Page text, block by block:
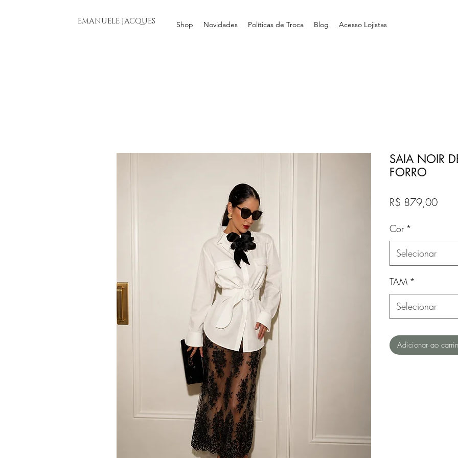
EMANUELE JACQUES Shop Novidades Políticas de Troca Blog Acesso Lojistas
SAIA NOIR
FORRO
R$ 879,00
Cor *
Selecionar
TAM *
Selecionar
Adicionar ao